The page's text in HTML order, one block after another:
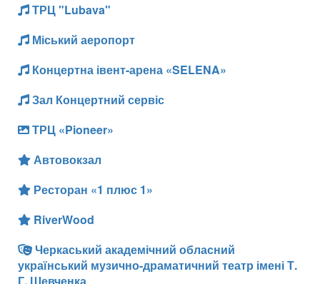
ТРЦ "Lubava"
Міський аеропорт
Концертна івент-арена «SELENA»
Зал Концертний сервіс
ТРЦ «Pioneer»
Автовокзал
Ресторан «1 плюс 1»
RiverWood
Черкаський академічний обласний
український музично-драматичний театр імені Т.
Г. Шевченка